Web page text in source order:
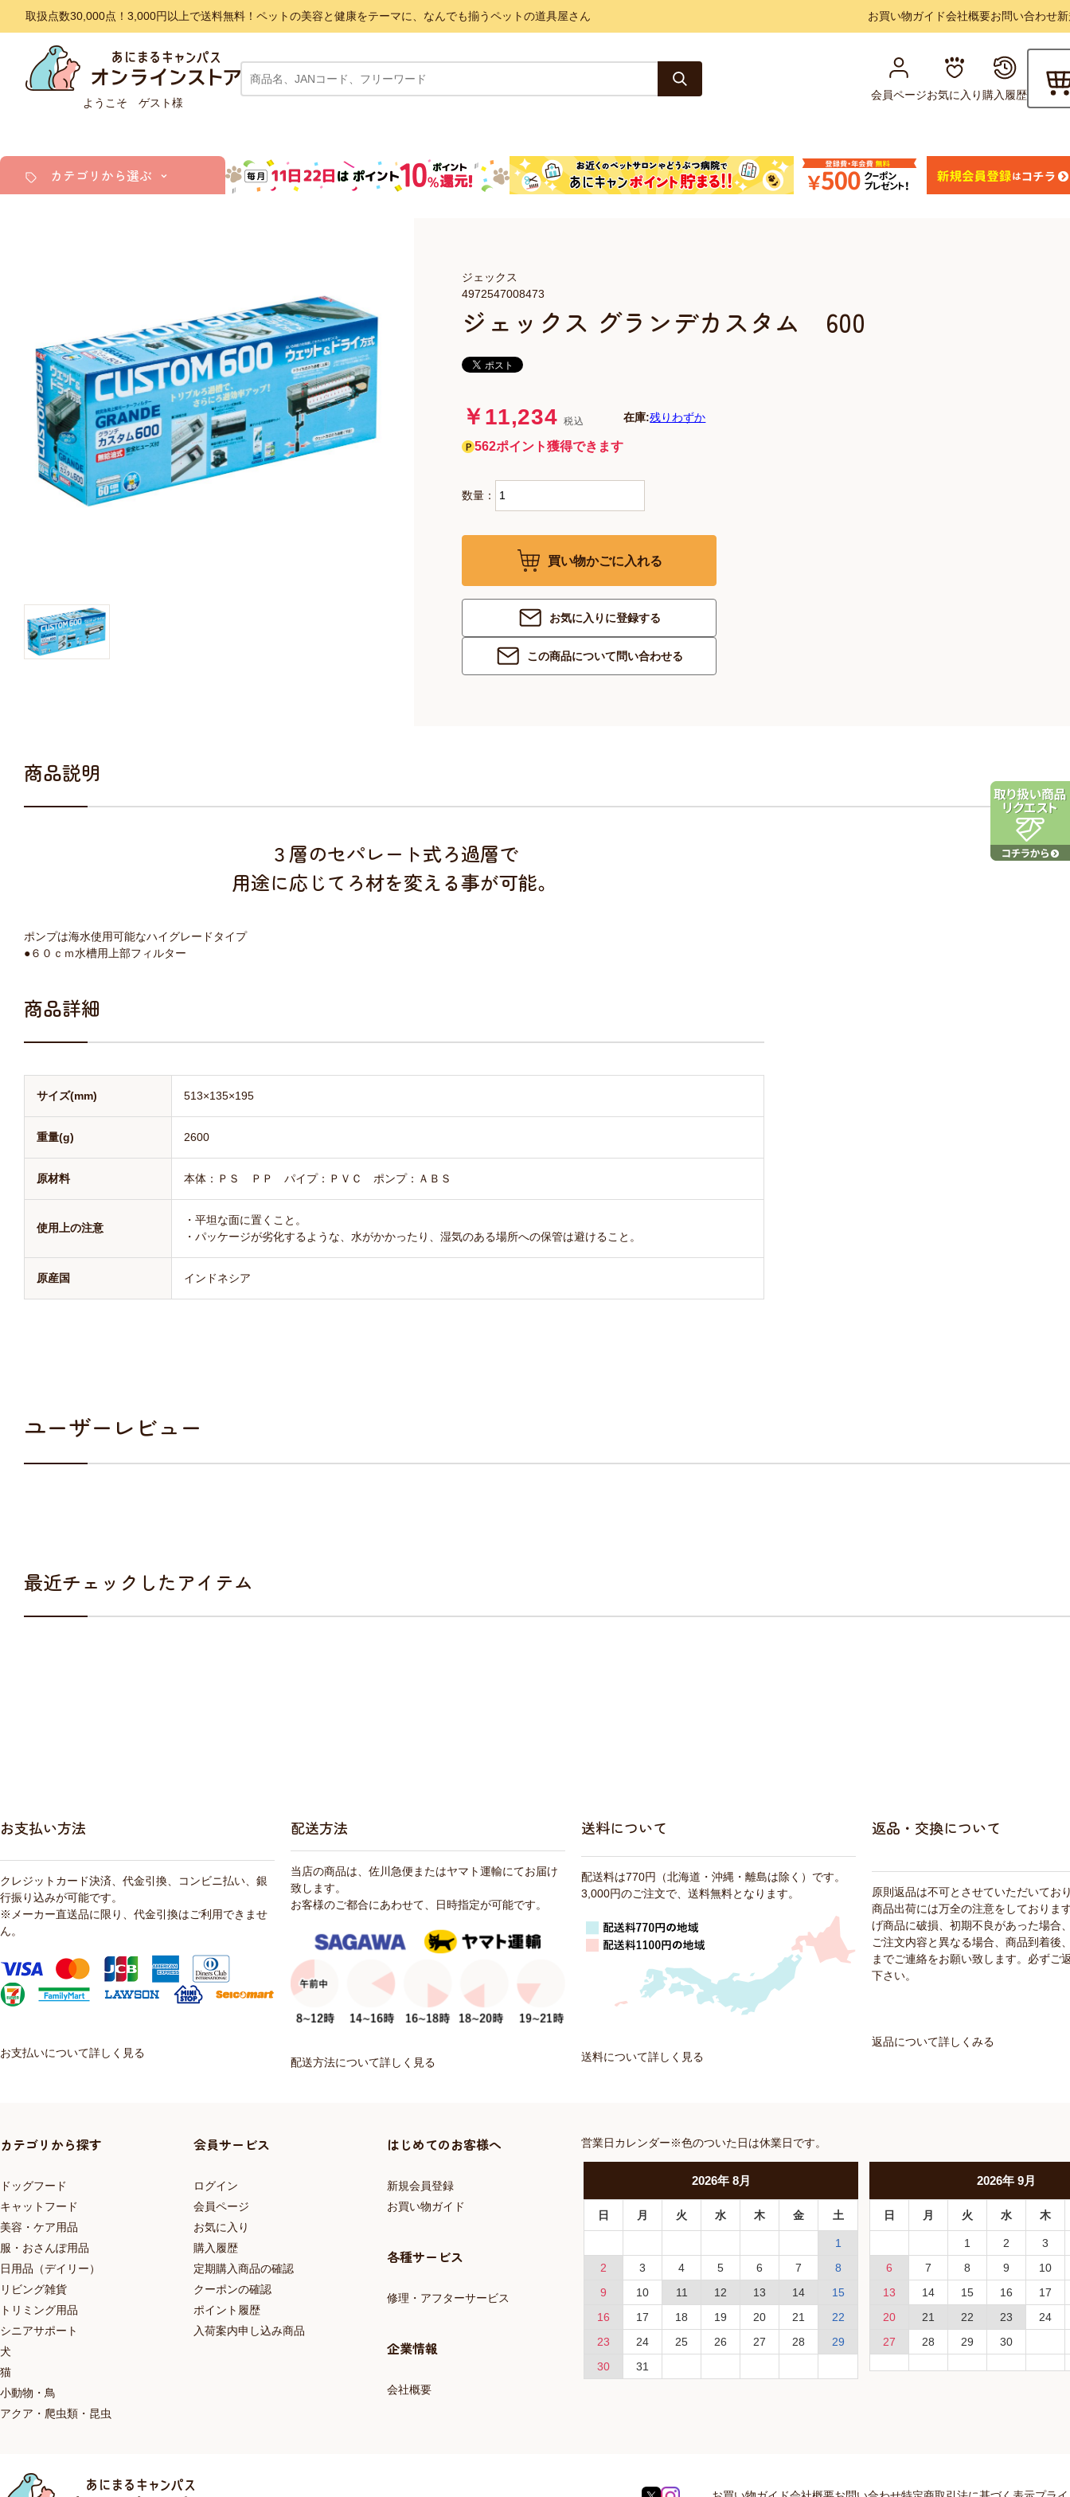
取扱点数30,000点！3,000円以上で送料無料！ペットの美容と健康をテーマに、なんでも揃うペットの道具屋さん お買い物ガイド会社概要お問い合わせ
ようこそ ゲスト様
会員ページお気に入り購入履歴
カテゴリから選ぶ
ドッグフード
キャットフード
美容・ケア用品
服・おさんぽ用品
日用品（デイリー）
リビング雑貨
トリマーグッズ
シニアサポート
ジェックス グランデカスタム 600
4972547008473
ジェックス
￥11,234 税込 在庫:残りわずか
562ポイント獲得できます
数量：
買い物かごに入れる
お気に入りに登録する
この商品について問い合わせる
商品説明
３層のセパレート式ろ過層で
用途に応じてろ材を変える事が可能。
ポンプは海水使用可能なハイグレードタイプ
●６０ｃｍ水槽用上部フィルター
商品詳細
サイズ(mm) 513×135×195
重量(g) 2600
原材料 本体：ＰＳ ＰＰ パイプ：ＰＶＣ ポンプ：ＡＢＳ
使用上の注意
・平坦な面に置くこと。
・パッケージが劣化するような、水がかかったり、湿気のある場所への保管は避けること。
原産国 インドネシア
ユーザーレビュー
最近チェックしたアイテム
お支払い方法
クレジットカード決済、代金引換、コンビニ払い、銀
行振り込みが可能です。
※メーカー直送品に限り、代金引換はご利用できませ
ん。
お支払いについて詳しく見る
配送方法
当店の商品は、佐川急便またはヤマト運輸にてお届け
致します。
お客様のご都合にあわせて、日時指定が可能です。
配送方法について詳しく見る
送料について
配送料は770円（北海道・沖縄・離島は除く）です。
3,000円のご注文で、送料無料となります。
送料について詳しく見る
返品・交換について
原則返品は不可とさせていただいてお
商品出荷には万全の注意をしておりま
げ商品に破損、初期不良があった場合
ご注文内容と異なる場合、商品到着後
までご連絡をお願い致します。必ずご
下さい。
返品について詳しくみる
カテゴリから探す
ドッグフード
キャットフード
美容・ケア用品
服・おさんぽ用品
日用品（デイリー）
リビング雑貨
トリミング用品
シニアサポート
犬
猫
小動物・鳥
アクア・爬虫類・昆虫
会員サービス
ログイン
会員ページ
お気に入り
購入履歴
定期購入商品の確認
クーポンの確認
ポイント履歴
入荷案内申し込み商品
はじめてのお客様へ
新規会員登録
お買い物ガイド
各種サービス
修理・アフターサービス
企業情報
会社概要
営業日カレンダー※色のついた日は休業日です。
2026年 8月
日 月 火 水 木 金 土
1
2
3 4 5 6 7
8
9
10 11 12 13 14
15
16
17 18 19 20 21
22
23
24 25 26 27 28
29
30
31
2026年9月
日 月 火 水 木
1 2
3
6
7 8 9
10
13
14 15 16
17
20
21 22 23
24
27
28 29 30